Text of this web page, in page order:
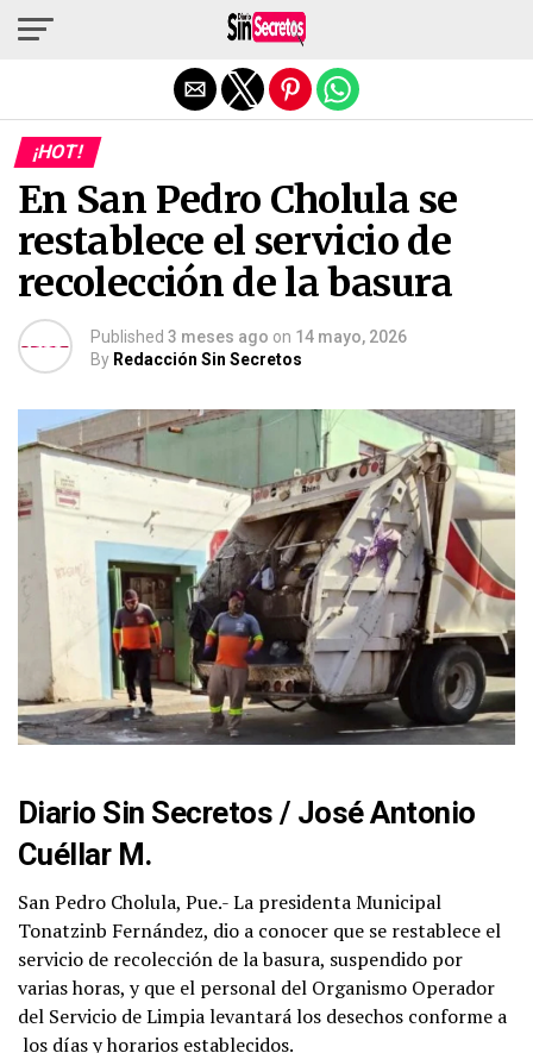
¡HOT!
En San Pedro Cholula se
restablece el servicio de
recolección de la basura
Published 3 meses ago on 14 mayo, 2026
By Redacción Sin Secretos
Diario Sin Secretos / José Antonio
Cuéllar M.
San Pedro Cholula, Pue.- La presidenta Municipal
Tonatzinb Fernández, dio a conocer que se restablece el
servicio de recolección de la basura, suspendido por
varias horas, y que el personal del Organismo Operador
del Servicio de Limpia levantará los desechos conforme a
los días y horarios establecidos.
Salir de la versión móvil